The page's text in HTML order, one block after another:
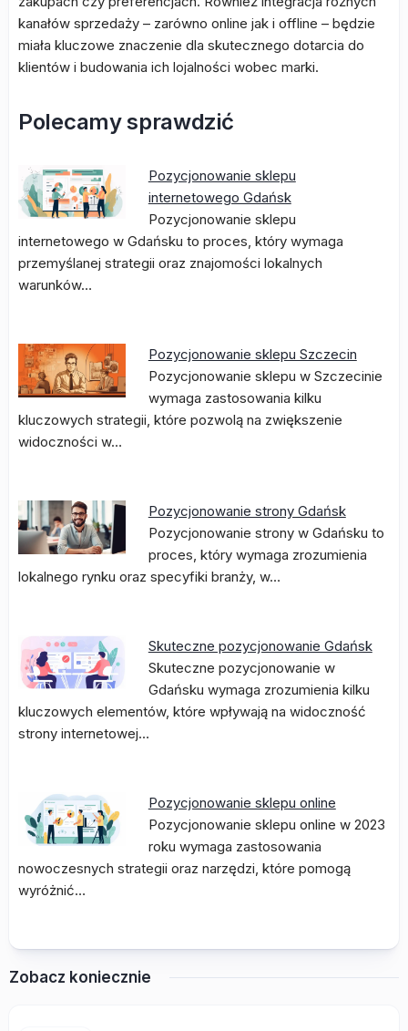
kanałów sprzedaży – zarówno online jak i offline – będzie
miała kluczowe znaczenie dla skutecznego dotarcia do
klientów i budowania ich lojalności wobec marki.
Polecamy sprawdzić
Pozycjonowanie sklepu
internetowego Gdańsk
Pozycjonowanie sklepu
internetowego w Gdańsku to proces, który wymaga
przemyślanej strategii oraz znajomości lokalnych
warunków…
Pozycjonowanie sklepu Szczecin
Pozycjonowanie sklepu w Szczecinie
wymaga zastosowania kilku
kluczowych strategii, które pozwolą na zwiększenie
widoczności w…
Pozycjonowanie strony Gdańsk
Pozycjonowanie strony w Gdańsku to
proces, który wymaga zrozumienia
lokalnego rynku oraz specyfiki branży, w…
Skuteczne pozycjonowanie Gdańsk
Skuteczne pozycjonowanie w
Gdańsku wymaga zrozumienia kilku
kluczowych elementów, które wpływają na widoczność
strony internetowej…
Pozycjonowanie sklepu online
Pozycjonowanie sklepu online w 2023
roku wymaga zastosowania
nowoczesnych strategii oraz narzędzi, które pomogą
wyróżnić…
Zobacz koniecznie